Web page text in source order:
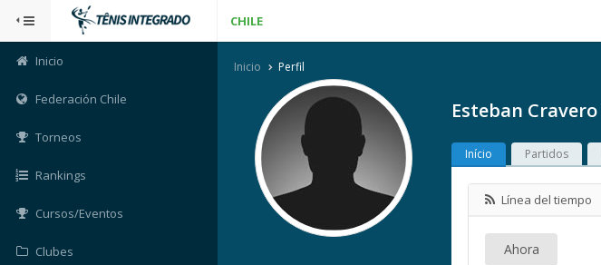
CHILE
Inicio
Federación Chile
Torneos
Rankings
Cursos/Eventos
Clubes
Inicio Perfil
Esteban Cravero
Início Partidos
Línea del tiempo
Ahora